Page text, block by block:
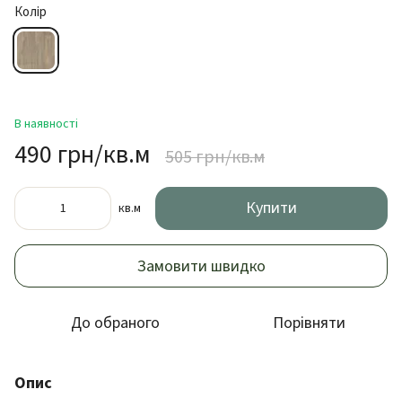
Колір
В наявності
490 грн/кв.м 505 грн/кв.м
кв.м Купити
Замовити швидко
До обраного Порівняти
Опис